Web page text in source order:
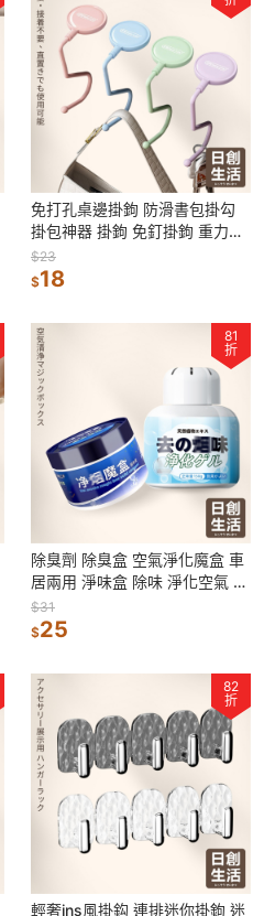
免打孔桌邊掛鉤 防滑書包掛勾
掛包神器 掛鉤 免釘掛鉤 重力掛
鉤 書包掛鉤 課桌掛鉤 學生宿舍
$23
$18
81
折
除臭劑 除臭盒 空氣淨化魔盒 車
居兩用 淨味盒 除味 淨化空氣 去
除異味 清新空氣 空氣清淨 淨味
$31
$25
82
折
輕奢ins風掛鈎 連排迷你掛鉤 迷